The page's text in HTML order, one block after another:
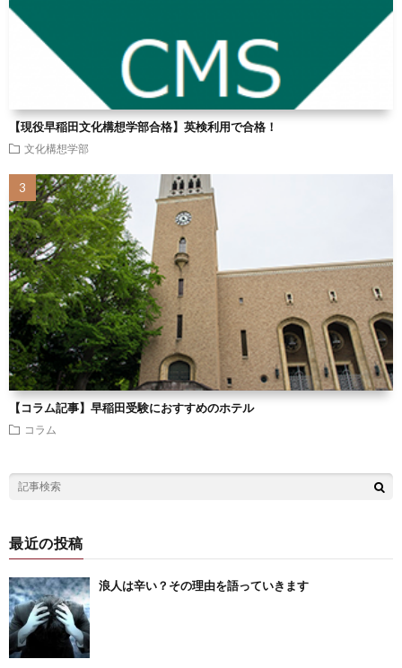
【現役早稲田文化構想学部合格】英検利用で合格！
文化構想学部
【コラム記事】早稲田受験におすすめのホテル
コラム
最近の投稿
浪人は辛い？その理由を語っていきます